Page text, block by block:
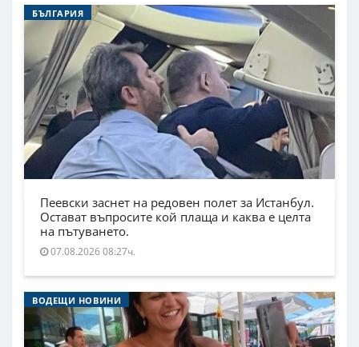
БЪЛГАРИЯ
Пеевски заснет на редовен полет за Истанбул.
Остават въпросите кой плаща и каква е целта
на пътуването.
07.08.2026 08:27ч.
ВОДЕЩИ НОВИНИ